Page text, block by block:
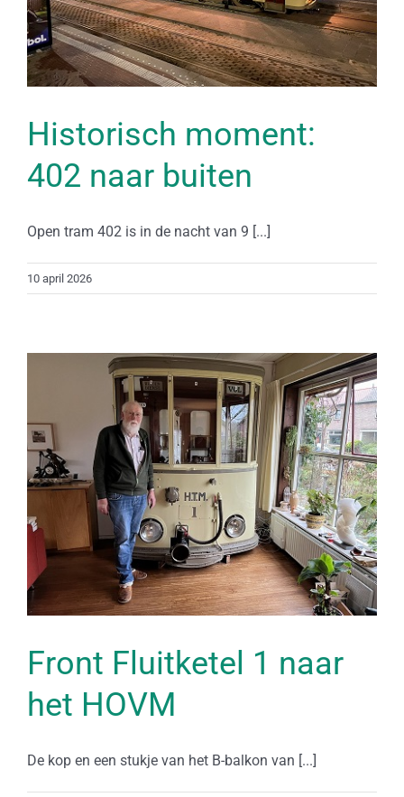
Historisch moment:
402 naar buiten
Open tram 402 is in de nacht van 9 [...]
10 april 2026
Front Fluitketel 1 naar
het HOVM
De kop en een stukje van het B-balkon van [...]